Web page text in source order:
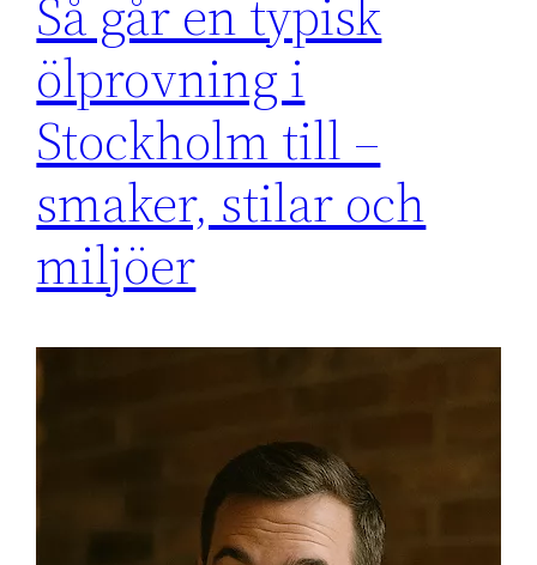
Så går en typisk
ölprovning i
Stockholm till –
smaker, stilar och
miljöer